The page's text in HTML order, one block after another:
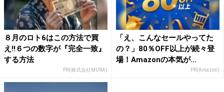
８月のロト6はこの方法で買
え!!６つの数字が『完全一致』
する方法
PR(株式会社MURA)
「え、こんなセールやってた
の？」80％OFF以上が続々登
場！Amazonの本気が...
PR(Amazon)